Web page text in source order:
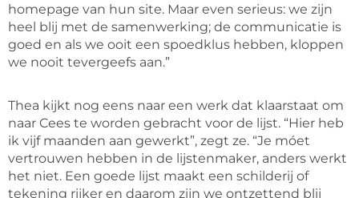
homepage van hun site. Maar even serieus: we zijn
heel blij met de samenwerking; de communicatie is
goed en als we ooit een spoedklus hebben, kloppen
we nooit tevergeefs aan.”
Thea kijkt nog eens naar een werk dat klaarstaat om
naar Cees te worden gebracht voor de lijst. “Hier heb
ik vijf maanden aan gewerkt”, zegt ze. “Je móet
vertrouwen hebben in de lijstenmaker, anders werkt
het niet. Een goede lijst maakt een schilderij of
tekening rijker en daarom zijn we ontzettend blij